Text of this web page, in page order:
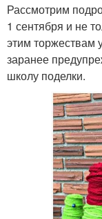
Рассмотрим
1 сентября и не
этим торжествам
заранее
школу поделки.